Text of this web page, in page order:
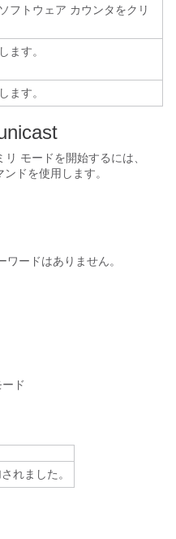
フトウェア カウンタをクリ
ます。
ます。
モードを開始するには、
ンドを使用します。
ードはありません。
ド
れました。